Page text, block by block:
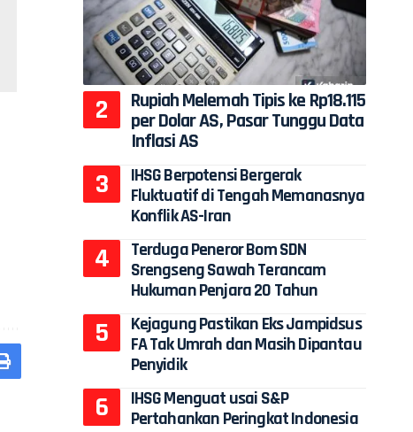
Rupiah Melemah Tipis ke Rp18.115
per Dolar AS, Pasar Tunggu Data
Inflasi AS
IHSG Berpotensi Bergerak
Fluktuatif di Tengah Memanasnya
Konflik AS-Iran
Terduga Peneror Bom SDN
Srengseng Sawah Terancam
Hukuman Penjara 20 Tahun
Kejagung Pastikan Eks Jampidsus
FA Tak Umrah dan Masih Dipantau
Penyidik
IHSG Menguat usai S&P
Pertahankan Peringkat Indonesia